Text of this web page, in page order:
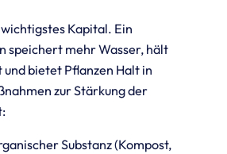
Kapital. Ein
speichert mehr Wasser, hält
bietet Pflanzen Halt in
zur Stärkung der
Substanz (Kompost,